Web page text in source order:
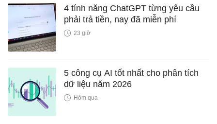
4 tính năng ChatGPT từng yêu cầu
phải trả tiền, nay đã miễn phí
23 giờ
5 công cụ AI tốt nhất cho phân tích
dữ liệu năm 2026
Hôm qua